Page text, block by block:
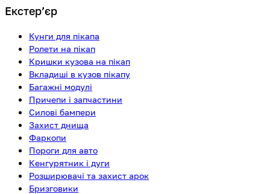
Екстерʼєр
Кунги для пікапа
Ролети на пікап
Кришки кузова на пікап
Вкладиші в кузов пікапу
Багажні модулі
Причепи і запчастини
Силові бампери
Захист днища
Фаркопи
Пороги для авто
Кенгурятник і дуги
Розширювачі та захист арок
Бризговики